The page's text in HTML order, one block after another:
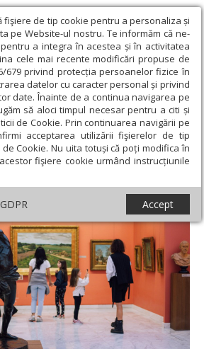
fişiere de tip cookie pentru a personaliza și
pe Website-ul nostru. Te informăm că ne-
a integra în acestea și în activitatea
cele mai recente modificări propuse de
679 privind protecția persoanelor fizice în
datelor cu caracter personal și privind
date. Înainte de a continua navigarea pe
să aloci timpul necesar pentru a citi și
de Cookie. Prin continuarea navigării pe
acceptarea utilizării fişierelor de tip
Cookie. Nu uita totuși că poți modifica în
fişiere cookie urmând instrucțiunile
GDPR Accept
și Cultură › Cultură › Miercurea
la muzeu